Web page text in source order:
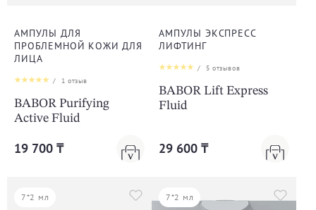
АМПУЛЫ ДЛЯ
ПРОБЛЕМНОЙ КОЖИ ДЛЯ
ЛИЦА
/ 1 отзыв
BABOR Purifying
Active Fluid
19 700 ₸
АМПУЛЫ ЭКСПРЕСС
ЛИФТИНГ
/ 5 отзывов
BABOR Lift Express
Fluid
29 600 ₸
7*2 мл 7*2 мл